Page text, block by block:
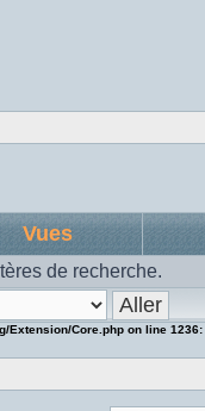
Vues
de recherche.
Extension/Core.php on line 1236: